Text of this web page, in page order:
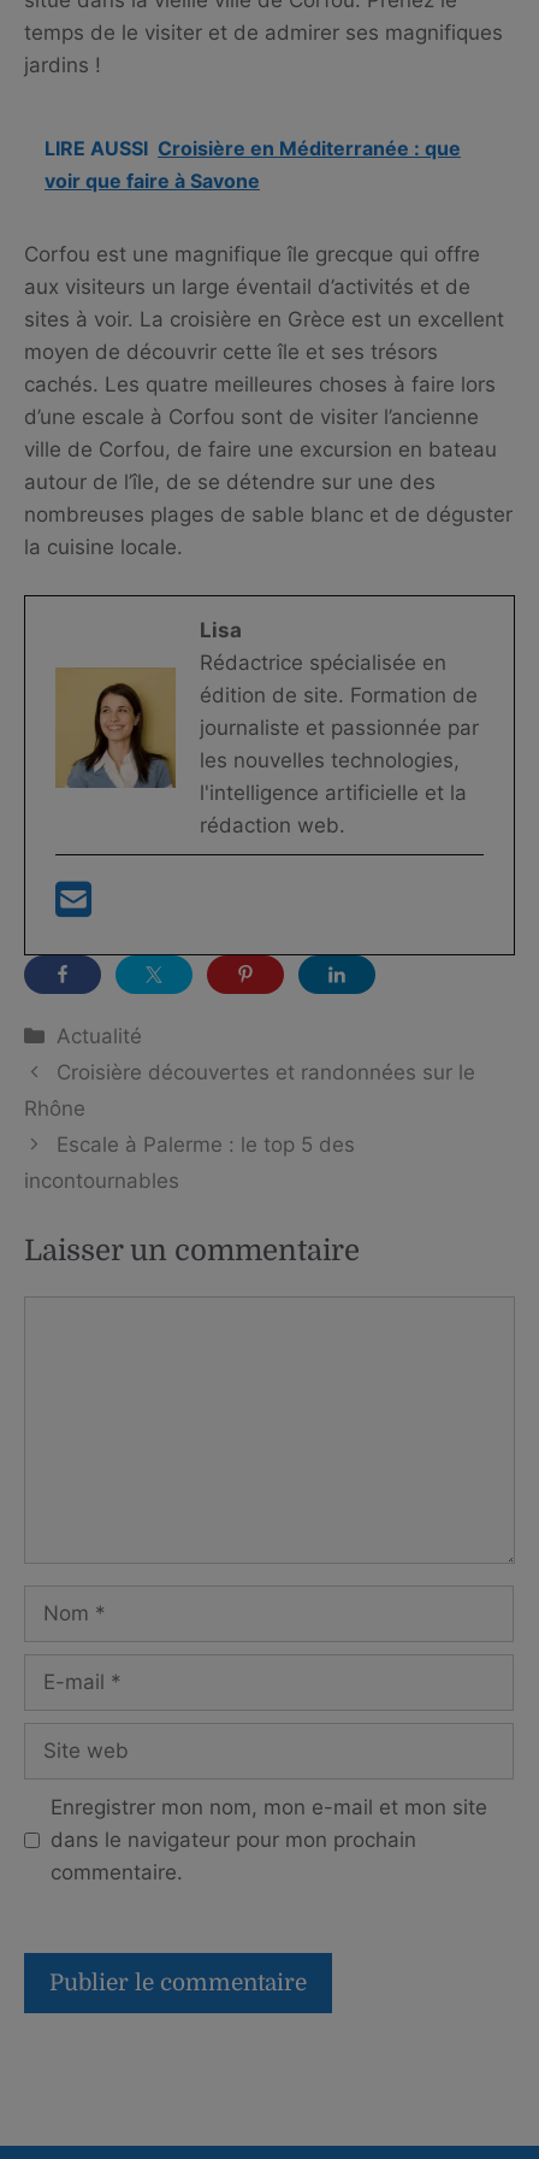
temps de le visiter et de admirer ses magnifiques
jardins !
LIRE AUSSI Croisière en Méditerranée : que
voir que faire à Savone
Corfou est une magnifique île grecque qui offre
aux visiteurs un large éventail d’activités et de
sites à voir. La croisière en Grèce est un excellent
moyen de découvrir cette île et ses trésors
cachés. Les quatre meilleures choses à faire lors
d’une escale à Corfou sont de visiter l’ancienne
ville de Corfou, de faire une excursion en bateau
autour de l’île, de se détendre sur une des
nombreuses plages de sable blanc et de déguster
la cuisine locale.
Lisa
Rédactrice spécialisée en
édition de site. Formation de
journaliste et passionnée par
les nouvelles technologies,
l'intelligence artificielle et la
rédaction web.
Catégories
Actualité
Croisière découvertes et randonnées sur le
Rhône
Escale à Palerme : le top 5 des
incontournables
Laisser un commentaire
Nom
Site
Enregistrer mon nom, mon e-mail et mon site
dans le navigateur pour mon prochain
commentaire.